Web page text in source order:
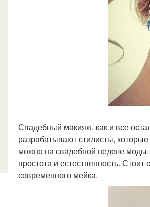
Свадебный макияж, как и все
разрабатывают стилисты,
можно на свадебной неделе моды.
простота и естественность.
современного мейка.